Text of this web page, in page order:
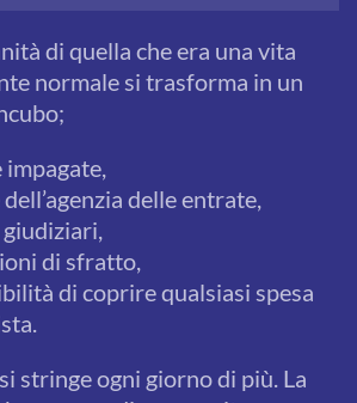
di quella che era una vita
normale si trasforma in un
delle entrate,
di sfratto,
di coprire qualsiasi spesa
stringe ogni giorno di più. La